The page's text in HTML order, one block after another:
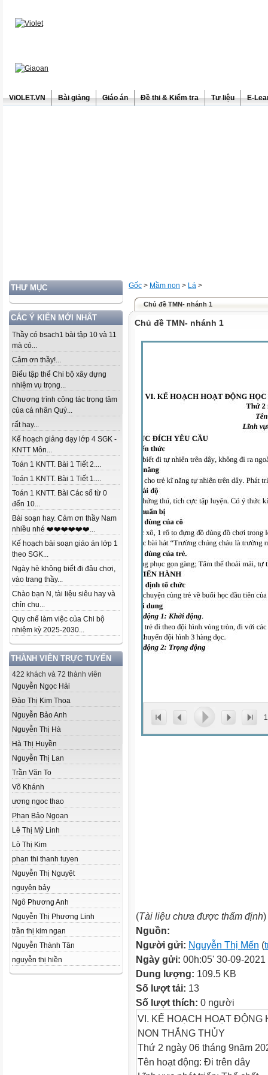
ViOLET.VN Bài giảng Giáo án Đề thi & Kiểm tra Tư liệu E-
THƯ MỤC
CÁC Ý KIẾN MỚI NHẤT
Thầy có bsach1 bài tập 10 và 11
mà có...
Cảm ơn thầy!...
Biểu tập thể Chi bộ xây dựng
nhiệm vụ trọng...
Chương trình công tác trọng tâm
của cá nhân Quý...
rất hay...
Kế hoạch giảng dạy lớp 4 SGK -
KNTT Môn...
Toán 1 KNTT. Bài 1 Tiết 2....
Toán 1 KNTT. Bài 1 Tiết 1....
Toán 1 KNTT. Bài Các số từ 0
đến 10...
Bài soạn hay. Cảm ơn thầy Nam
nhiều nhé ❤️❤️❤️❤️❤️❤️...
Kế hoạch bài soạn giáo án lớp 1
theo SGK...
Ngày hè không biết đi đâu chơi,
vào trang thầy...
Chào bạn N, tài liệu siêu hay và
chỉn chu...
Quy chế làm việc của Chi bộ
nhiệm kỳ 2025-2030...
THÀNH VIÊN TRỰC TUYẾN
422 khách và 72 thành viên
Nguyễn Ngọc Hải
Đào Thị Kim Thoa
Nguyễn Bảo Anh
Nguyễn Thị Hà
Hà Thị Huyền
Nguyễn Thị Lan
Trần Văn To
Võ Khánh
ương ngoc thao
Phan Bảo Ngoan
Lê Thị Mỹ Linh
Lò Thị Kim
phan thi thanh tuyen
Nguyễn Thị Nguyệt
nguyên bảy
Ngô Phương Anh
Nguyễn Thị Phương Linh
trần thị kim ngan
Nguyễn Thành Tân
nguyễn thị hiền
Gốc > Mầm non > Lá >
Chủ đề TMN- nhánh 1
Chủ đề TMN- nhánh 1
1
(Tài liệu chưa được thẩm định)
Nguồn:
Người gửi: Nguyễn Thị Mến (
Ngày gửi: 00h:05' 30-09-2021
Dung lượng: 109.5 KB
Số lượt tải: 13
Số lượt thích: 0 người
VI. KẾ HOẠCH HOẠT ĐỘNG
NON THẮNG THỦY
Thứ 2 ngày 06 tháng 9năm
Tên hoạt động: Đi trên dây